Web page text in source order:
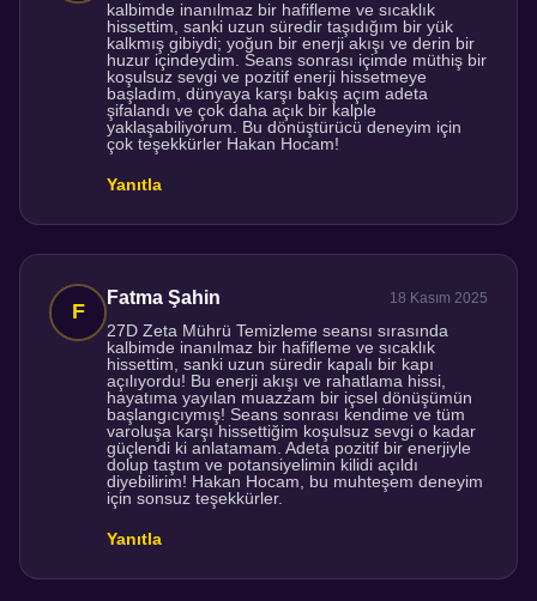
kalbimde inanılmaz bir hafifleme ve sıcaklık
hissettim, sanki uzun süredir taşıdığım bir yük
kalkmış gibiydi; yoğun bir enerji akışı ve derin bir
huzur içindeydim. Seans sonrası içimde müthiş bir
koşulsuz sevgi ve pozitif enerji hissetmeye
başladım, dünyaya karşı bakış açım adeta
şifalandı ve çok daha açık bir kalple
yaklaşabiliyorum. Bu dönüştürücü deneyim için
çok teşekkürler Hakan Hocam!
Yanıtla
Fatma Şahin 18 Kasım 2025
27D Zeta Mührü Temizleme seansı sırasında
kalbimde inanılmaz bir hafifleme ve sıcaklık
hissettim, sanki uzun süredir kapalı bir kapı
açılıyordu! Bu enerji akışı ve rahatlama hissi,
hayatıma yayılan muazzam bir içsel dönüşümün
başlangıcıymış! Seans sonrası kendime ve tüm
varoluşa karşı hissettiğim koşulsuz sevgi o kadar
güçlendi ki anlatamam. Adeta pozitif bir enerjiyle
dolup taştım ve potansiyelimin kilidi açıldı
diyebilirim! Hakan Hocam, bu muhteşem deneyim
için sonsuz teşekkürler.
Yanıtla